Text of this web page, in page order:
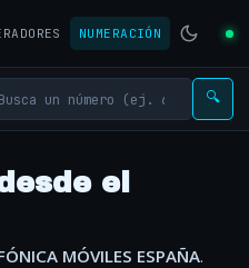
NUMERACIÓN
🔍
el
MÓVILES ESPAÑA.